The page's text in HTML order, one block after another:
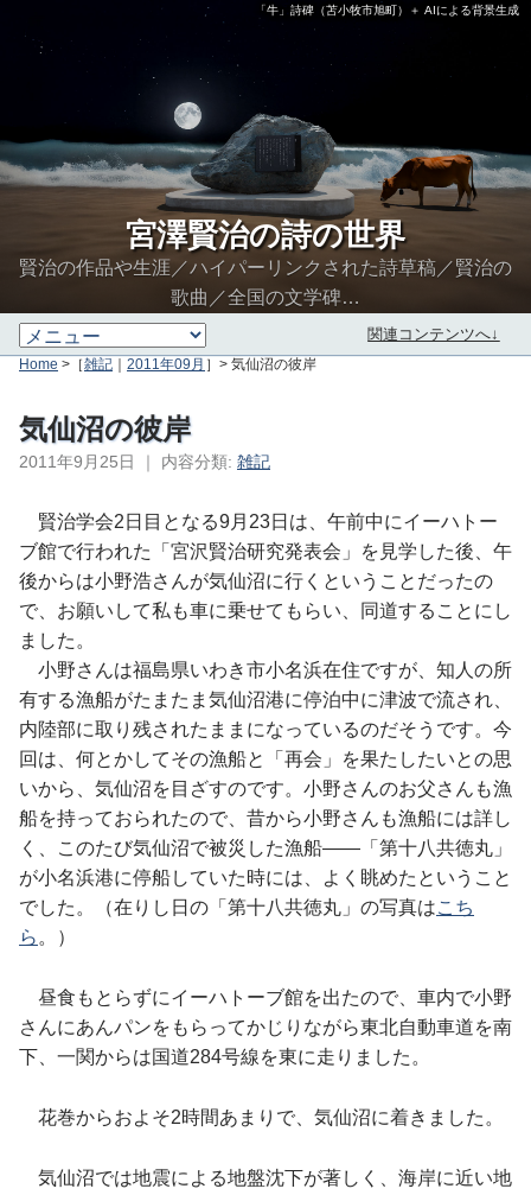
「牛」詩碑（苫小牧市旭町）＋ AIによる背景生成
宮澤賢治の詩の世界
賢治の作品や生涯／ハイパーリンクされた詩草稿／賢治の
歌曲／全国の文学碑…
関連コンテンツへ↓
Home >［雑記 ｜ 2011年09月 ］> 気仙沼の彼岸
気仙沼の彼岸
2011年9月25日 ｜ 内容分類: 雑記
賢治学会2日目となる9月23日は、午前中にイーハトー
ブ館で行われた「宮沢賢治研究発表会」を見学した後、午
後からは小野浩さんが気仙沼に行くということだったの
で、お願いして私も車に乗せてもらい、同道することにし
ました。
小野さんは福島県いわき市小名浜在住ですが、知人の所
有する漁船がたまたま気仙沼港に停泊中に津波で流され、
内陸部に取り残されたままになっているのだそうです。今
回は、何とかしてその漁船と「再会」を果たしたいとの思
いから、気仙沼を目ざすのです。小野さんのお父さんも漁
船を持っておられたので、昔から小野さんも漁船には詳し
く、このたび気仙沼で被災した漁船――「第十八共徳丸」
が小名浜港に停船していた時には、よく眺めたということ
でした。（在りし日の「第十八共徳丸」の写真はこち
ら 。）
昼食もとらずにイーハトーブ館を出たので、車内で小野
さんにあんパンをもらってかじりながら東北自動車道を南
下、一関からは国道284号線を東に走りました。
花巻からおよそ2時間あまりで、気仙沼に着きました。
気仙沼では地震による地盤沈下が著しく、海岸に近い地